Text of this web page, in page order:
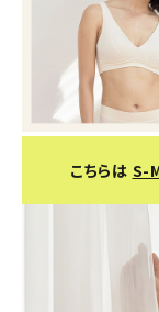
こちらは S-